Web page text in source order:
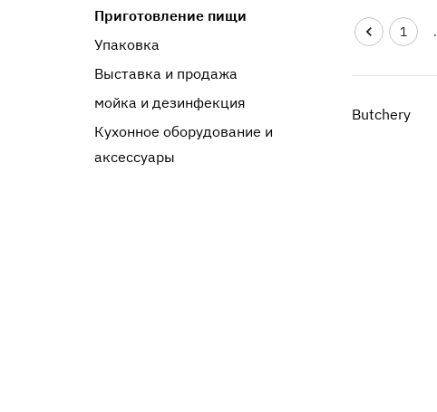
Приготовление пищи
Упаковка
Выставка и продажа
мойка и дезинфекция
Кухонное оборудование и
аксессуары
1
Butchery